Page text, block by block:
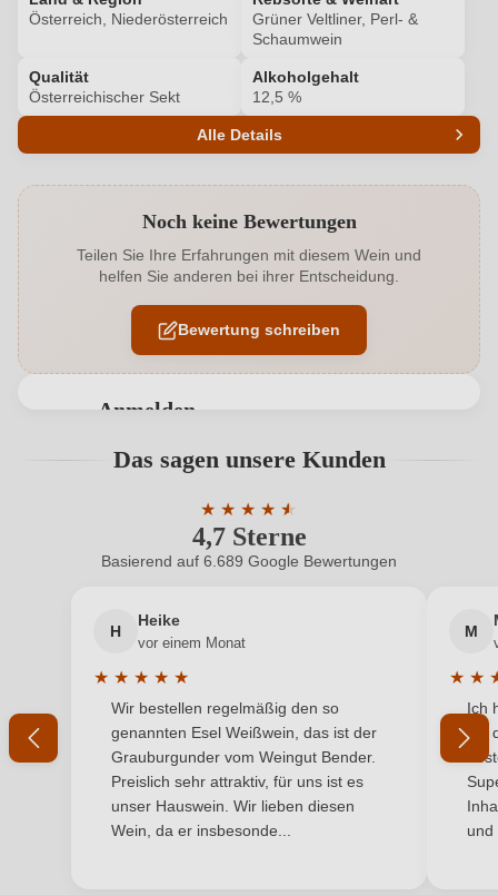
Österreich, Niederösterreich
Grüner Veltliner, Perl- &
Schaumwein
Qualität
Österreichischer Sekt
Alkoholgehalt
12,5 %
Alle Details
Alkoholgehalt in % 12,5 %
Allergene Enthält Sulfite
Ausbau Flaschengärung
Bio-Kontrollstelle Shop
2038
Hersteller
adresse
Weingut Nina Holzmann, Obere Hauptstraße 5,
2222 Bad Pirawarth, Österreich
0,75 L
Noch keine Bewertungen
Teilen Sie Ihre Erfahrungen mit diesem Wein und
helfen Sie anderen bei ihrer Entscheidung.
Bewertung schreiben
Anmelden
Benutzern abgegeben werden. Bitte loggen Sie sich
Neuer Kunde? Neuer Kunde?
Ihre E-Mail-Adresse
Ihr Passwort
Ich habe mein Passwort vergessen
Das sagen unsere Kunden
4,7 Sterne
★ ★ ★ ★ ★
★
Durchschnittliche Bewertung von 4.7
Basierend auf 6.689 Google Bewertungen
H
Heike
vor einem Monat
★ ★ ★ ★ ★
Durchschnittliche Bewertung von 5 von 5 Sternen
Wir bestellen regelmäßig den so
genannten Esel Weißwein, das ist der
Grauburgunder vom Weingut Bender.
Preislich sehr attraktiv, für uns ist es
unser Hauswein. Wir lieben diesen
Wein, da er insbesonde...
M
★ ★
Ich
mit
und